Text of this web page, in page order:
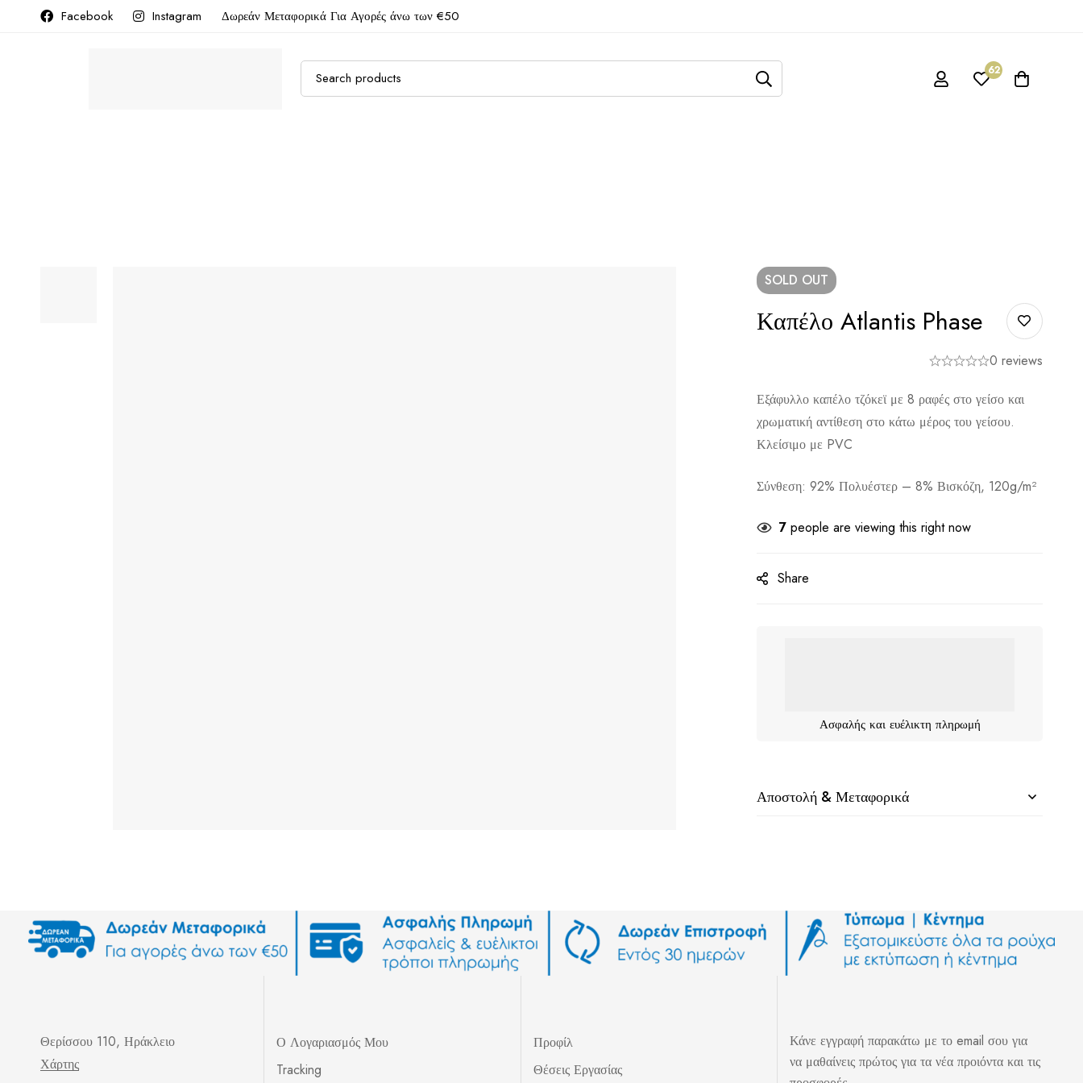
Facebook Instagram Δωρεάν Μεταφορικά Για Αγορές άνω των €50
62
SOLD OUT
Καπέλο Atlantis Phase
0 reviews
Εξάφυλλο καπέλο τζόκεϊ με 8 ραφές στο γείσο και
χρωματική αντίθεση στο κάτω μέρος του γείσου.
Κλείσιμο με PVC
Σύνθεση:92% Πολυέστερ – 8% Βισκόζη, 120g/m²
7 people are viewing this right now
Share
Ασφαλής και ευέλικτη πληρωμή
Αποστολή & Μεταφορικά
Θερίσσου 110, Ηράκλειο
Χάρτης
Ο Λογαριασμός Μου
Tracking
Προφίλ
Θέσεις Εργασίας
Κάνε εγγραφή παρακάτω με το email σου για
να μαθαίνεις πρώτος για τα νέα προιόντα και τις